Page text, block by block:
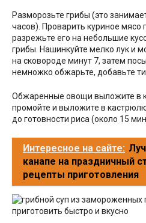
Разморозьте грибы (это
часов). Проварить куриное мясо
разрежьте его на небольшие
грибы. Нашинкуйте мелко лук и
на сковороде минут 7, затем
немножко обжарьте, добавьте
Обжаренные овощи выложите в
промойте и выложите в
до готовности риса (около 15
Интересное на сайте:
канапе на праздничный
рецепты приготовления